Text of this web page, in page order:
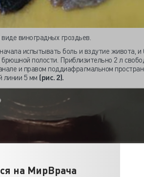
на МирВрача
виноградных гроздьев.
испытывать боль и вздутие живота, и
полости. Приблизительно 2 л
и правом поддиафрагмальном
линии 5 мм (рис. 2).